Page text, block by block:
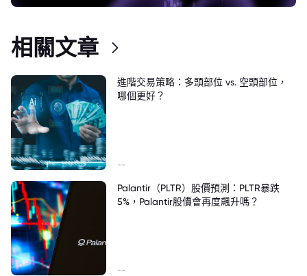
相關文章
進階交易策略：多頭部位 vs. 空頭部位，
哪個更好？
--
Palantir（PLTR）股價預測：PLTR暴跌
5%，Palantir股價會再度飆升嗎？
--